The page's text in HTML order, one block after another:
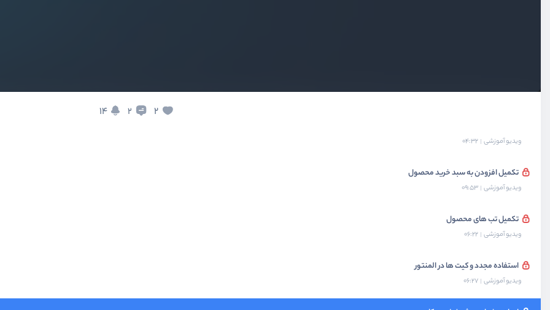
2
2
14
ویدیو آموزشی 08:09
ویدیو آموزشی 04:32
تکمیل افزودن به سبد خرید محصول
ویدیو آموزشی 09:53
تکمیل تب های محصول
ویدیو آموزشی 06:22
استفاده مجدد و کیت ها در المنتور
ویدیو آموزشی 06:27